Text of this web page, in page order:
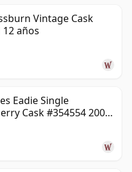
Vintage Cask
12 años
Eadie Single
Cask #354554 2008